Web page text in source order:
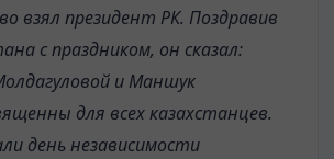
взял президент РК. Поздравив
с праздником, он сказал:
и Маншук
для всех казахстанцев.
день независимости